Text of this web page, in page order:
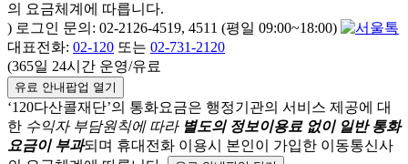
의 요금체계에 따릅니다.
) 로그인 문의: 02-2126-4519, 4511 (평일 09:00~18:00)
대표전화: 02-120 또는 02-731-2120
(365일 24시간 운영/유료
유료 안내팝업 열기
‘120다산콜재단’의 통화요금은 행정기관의 서비스 제공에 대
한 수익자 부담원칙에 따라 별도의 정보이용료 없이 일반 통화
요금이 부과되며 휴대전화 이용시 본인이 가입한 이동통신사